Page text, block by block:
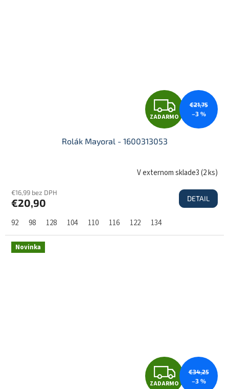
Z
D
A
R
ZADARMO
€21,75
–3 %
Rolák Mayoral - 1600313053
V externom sklade3(2 ks)
€16,99 bez DPH
€20,90 DETAIL
92 98 128 104 110 116 122 134
Novinka
Z
ZADARMO
€34,25
–3 %